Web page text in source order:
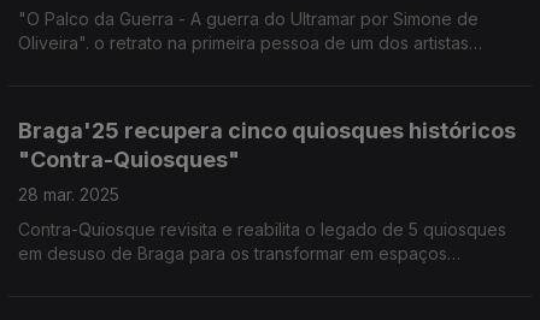
"O Palco da Guerra - A guerra do Ultramar por Simone de
Oliveira". o retrato na primeira pessoa de um dos artistas
Braga'25 recupera cinco quiosques históricos
"Contra-Quiosques"
28 mar. 2025
Contra-Quiosque revisita e reabilita o legado de 5 quiosques
em desuso de Braga para os transformar em espaços